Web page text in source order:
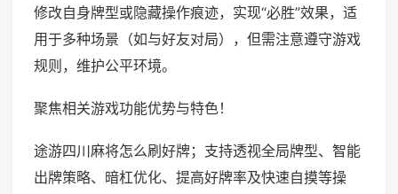
修改自身牌型或隐藏操作痕迹，实现“必胜”效果，适
用于多种场景（如与好友对局），但需注意遵守游戏
规则，维护公平环境。
聚焦相关游戏功能优势与特色！
途游四川麻将怎么刷好牌；支持透视全局牌型、智能
出牌策略、暗杠优化、提高好牌率及快速自摸等操